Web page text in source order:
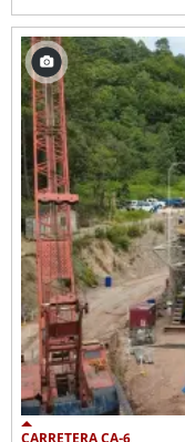
CARRETERA CA-6